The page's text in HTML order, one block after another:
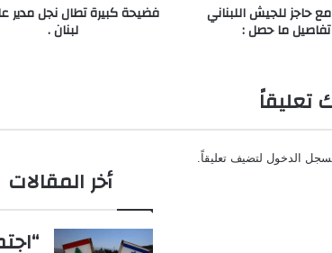
حاجز للجيش اللبناني
ما حصل :
فضيحة كبيرة تطال نجل مدير
لبنان .
تعليقاً
الدخول لتضيف تعليقاً.
أخر المقالات